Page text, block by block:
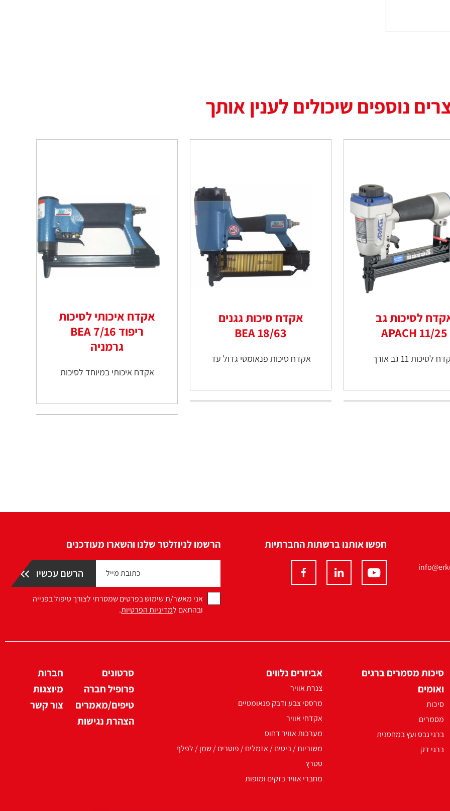
נוספים שיכולים לענין אותך
לסיכות גב
11/25 APACH
לסיכות 11 גב אורך
אקדח סיכות גגנים
18/63 BEA
אקדח סיכות פנאומטי גדול עד
אקדח איכותי לסיכות
ריפוד 7/16 BEA
גרמניה
אקדח איכותי במיוחד לסיכות
חפשו אותנו ברשתות החברתיות הרשמו לניוזלטר שלנו והשארו מעודכנים
אני מאשר/ת שימוש בפרטים שמסרתי לצורך טיפול בפנייה
ובהתאם למדיניות הפרטיות.
סיכות מסמרים ברגים
ואומים
סיכות
מסמרים
ברגי גבס ועץ במחסנית
ברגי דק
אביזרים נלווים
צנרת אוויר
מרססי צבע ודבק פנאומטיים
אקדחי אוויר
מערכות אוויר דחוס
משוריות / ביטים / אזמלים / פוטרים / שמן / לפלף
סטרץ
מחברי אוויר בזקים ומופות
סרטונים
פרופיל חברה
טיפים/מאמרים
הצהרת נגישות
חברות
מיוצגות
צור קשר